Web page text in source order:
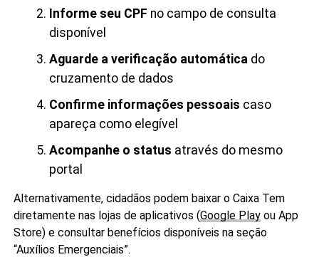
Informe seu CPF no campo de consulta
disponível
Aguarde a verificação automática do
cruzamento de dados
Confirme informações pessoais caso
apareça como elegível
Acompanhe o status através do mesmo
portal
Alternativamente, cidadãos podem baixar o Caixa Tem
diretamente nas lojas de aplicativos (Google Playou App
Store) e consultar benefícios disponíveis na seção
“Auxílios Emergenciais”.